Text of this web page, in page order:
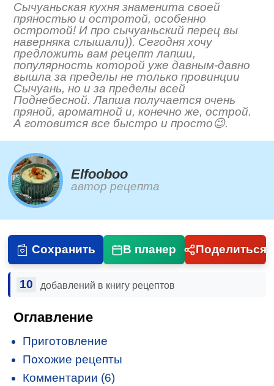
Сычуаньская кухня знаменита своей
пряностью и остротой, особенно
остротой! И про сычуаньский перец вы
наверняка слышали)). Сегодня хочу
предложить вам рецепт лапши,
популярность которой уже давным-давно
вышла за пределы не только провинции
Сычуань, но и за пределы всей
Поднебесной. Лапша получается очень
пряной, ароматной и, конечно же, острой.
А готовится все быстро и просто😉.
Elfooboo
автор рецепта
Сохранить В планер Поделиться
10 добавлений в книгу рецептов
Оглавление
Приготовление
Похожие рецепты
Комментарии (6)